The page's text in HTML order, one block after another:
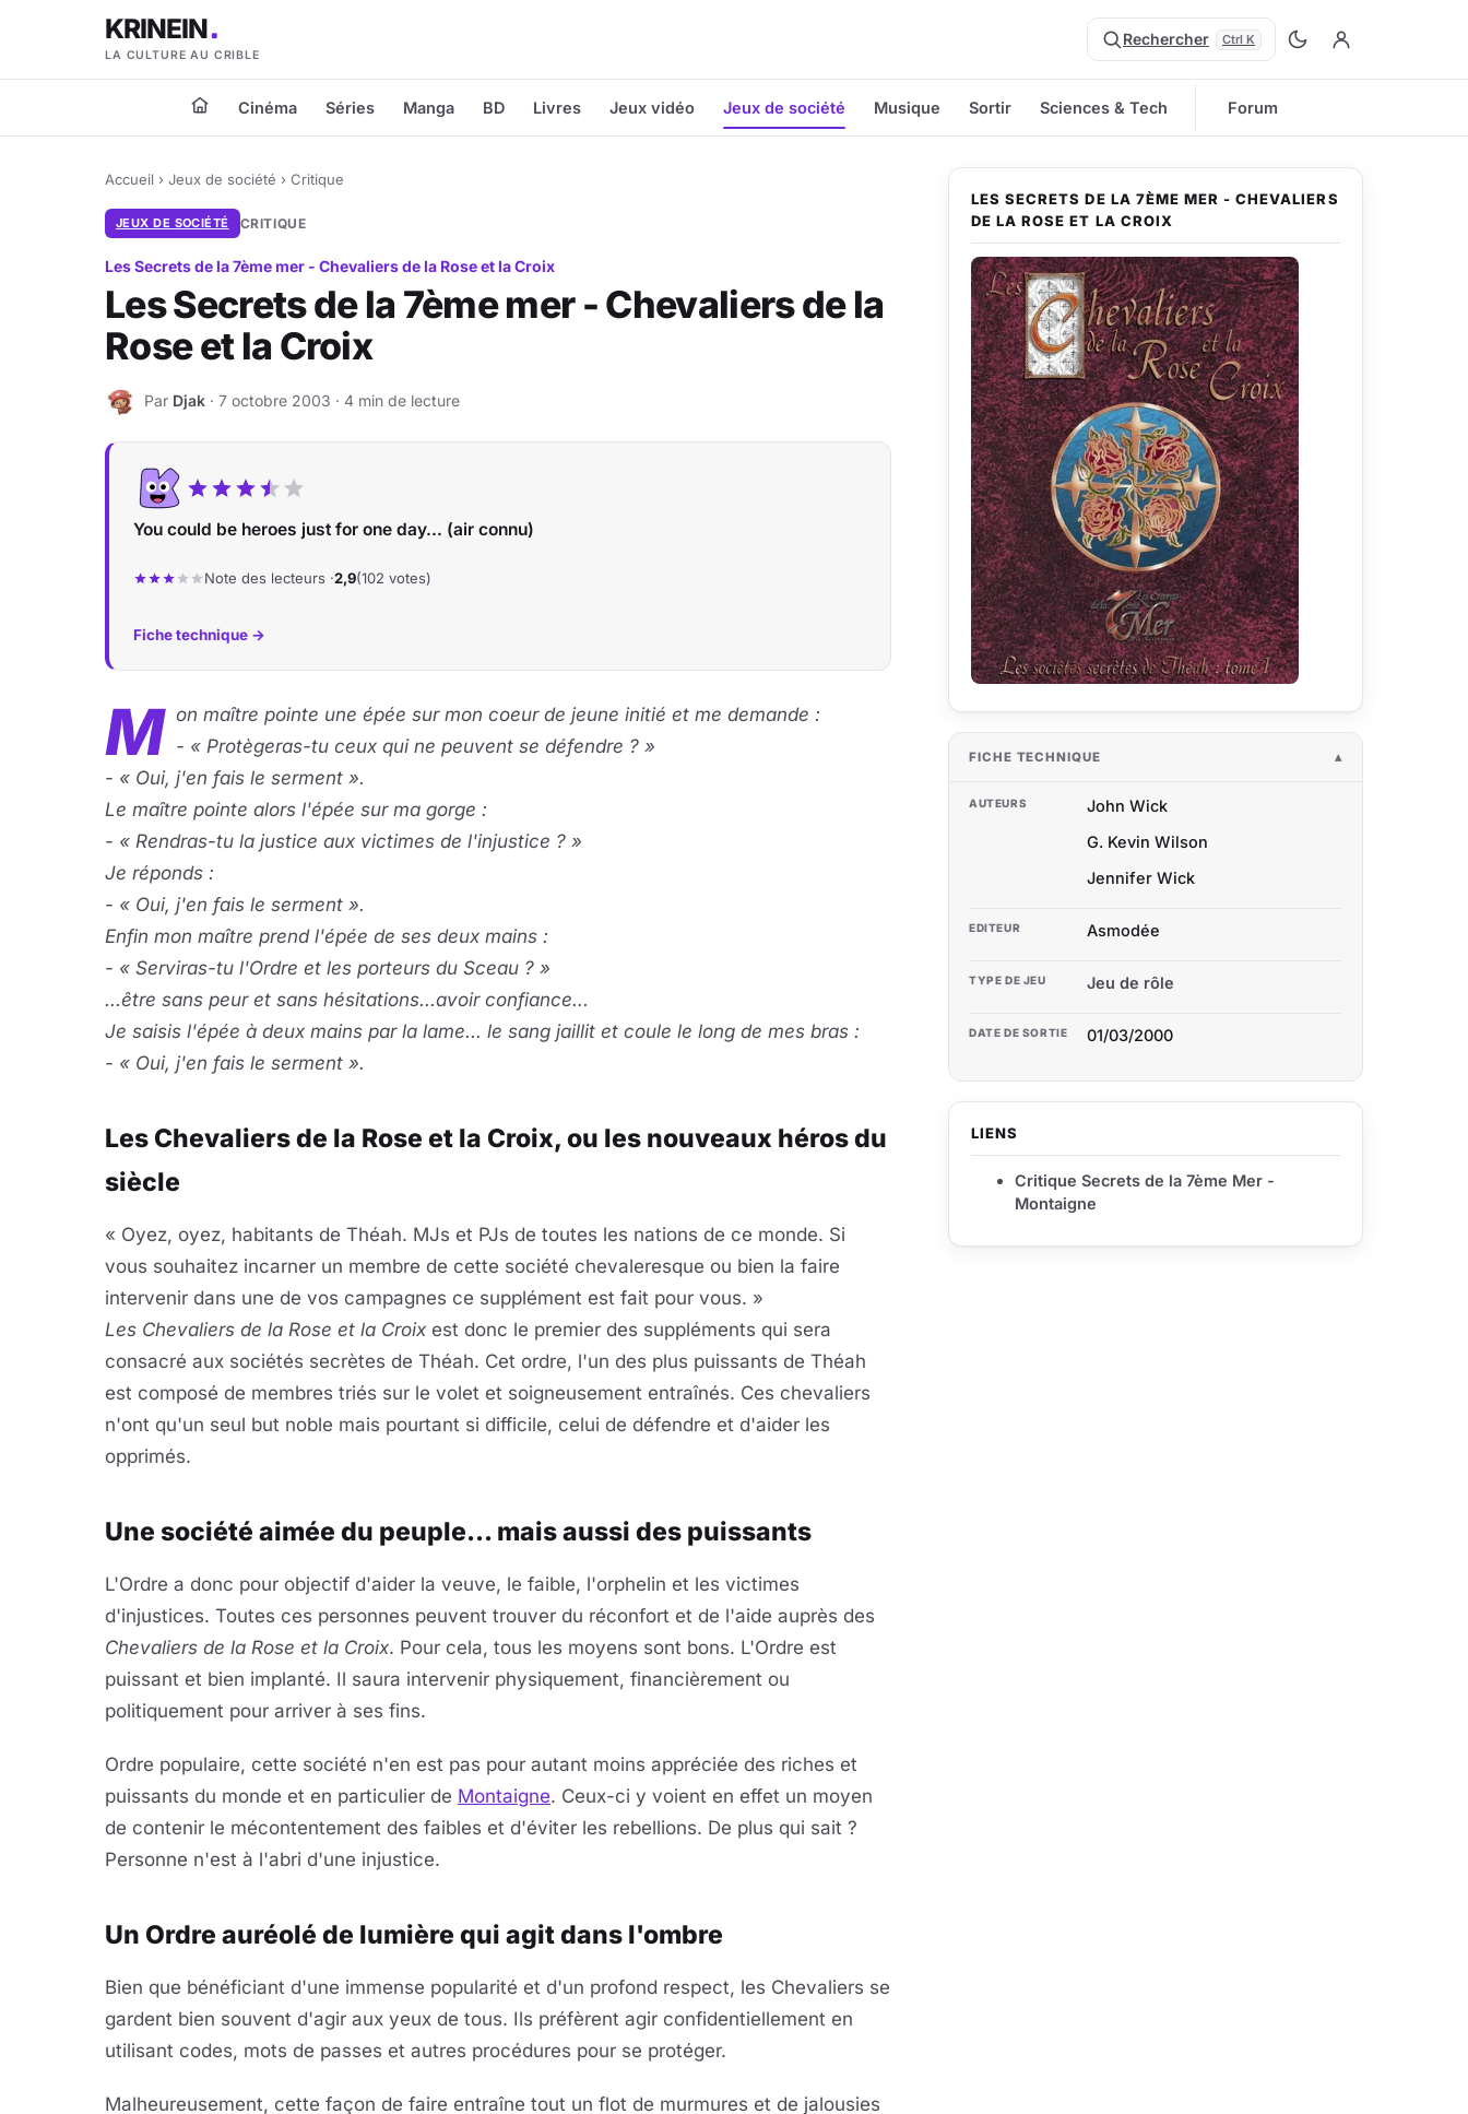
KRINEIN
LA CULTURE AU CRIBLE
Rechercher Ctrl K
Cinéma Séries Manga BD Livres Jeux vidéo Jeux de société Musique Sortir Sciences & Tech Forum
Accueil › Jeux de société › Critique
JEUX DE SOCIÉTÉ CRITIQUE
Les Secrets de la 7ème mer - Chevaliers de la Rose et la Croix
Les Secrets de la 7ème mer - Chevaliers de la
Rose et la Croix
D Par Djak · 7 octobre 2003 · 4 min de lecture
You could be heroes just for one day... (air connu)
Note des lecteurs ·2,9(102 votes)
Fiche technique →
M on maître pointe une épée sur mon coeur de jeune initié et me demande :
- « Protègeras-tu ceux qui ne peuvent se défendre ? »
- « Oui, j'en fais le serment ».
Le maître pointe alors l'épée sur ma gorge :
- « Rendras-tu la justice aux victimes de l'injustice ? »
Je réponds :
- « Oui, j'en fais le serment ».
Enfin mon maître prend l'épée de ses deux mains :
- « Serviras-tu l'Ordre et les porteurs du Sceau ? »
...être sans peur et sans hésitations...avoir confiance...
Je saisis l'épée à deux mains par la lame... le sang jaillit et coule le long de mes bras :
- « Oui, j'en fais le serment ».
Les Chevaliers de la Rose et la Croix, ou les nouveaux héros du
siècle
« Oyez, oyez, habitants de Théah. MJs et PJs de toutes les nations de ce monde. Si
vous souhaitez incarner un membre de cette société chevaleresque ou bien la faire
intervenir dans une de vos campagnes ce supplément est fait pour vous. »
Les Chevaliers de la Rose et la Croix est donc le premier des suppléments qui sera
consacré aux sociétés secrètes de Théah. Cet ordre, l'un des plus puissants de Théah
est composé de membres triés sur le volet et soigneusement entraînés. Ces chevaliers
n'ont qu'un seul but noble mais pourtant si difficile, celui de défendre et d'aider les
opprimés.
Une société aimée du peuple... mais aussi des puissants
L'Ordre a donc pour objectif d'aider la veuve, le faible, l'orphelin et les victimes
d'injustices. Toutes ces personnes peuvent trouver du réconfort et de l'aide auprès des
Chevaliers de la Rose et la Croix. Pour cela, tous les moyens sont bons. L'Ordre est
puissant et bien implanté. Il saura intervenir physiquement, financièrement ou
politiquement pour arriver à ses fins.
Ordre populaire, cette société n'en est pas pour autant moins appréciée des riches et
puissants du monde et en particulier de Montaigne. Ceux-ci y voient en effet un moyen
de contenir le mécontentement des faibles et d'éviter les rebellions. De plus qui sait ?
Personne n'est à l'abri d'une injustice.
Un Ordre auréolé de lumière qui agit dans l'ombre
Bien que bénéficiant d'une immense popularité et d'un profond respect, les Chevaliers se
gardent bien souvent d'agir aux yeux de tous. Ils préfèrent agir confidentiellement en
utilisant codes, mots de passes et autres procédures pour se protéger.
Malheureusement, cette façon de faire entraîne tout un flot de murmures et de jalousies
LES SECRETS DE LA 7ÈME MER - CHEVALIERS
DE LA ROSE ET LA CROIX
FICHE TECHNIQUE
AUTEURS
John Wick
G. Kevin Wilson
Jennifer Wick
EDITEUR Asmodée
TYPE DE JEU Jeu de rôle
DATE DE SORTIE 01/03/2000
LIENS
Critique Secrets de la 7ème Mer -
Montaigne